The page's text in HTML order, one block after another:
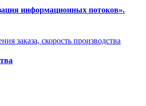
информационных потоков».